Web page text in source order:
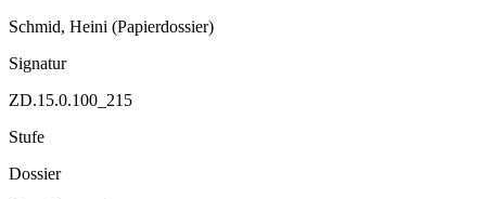
Schmid, Heini (Papierdossier)
Signatur
ZD.15.0.100_215
Stufe
Dossier